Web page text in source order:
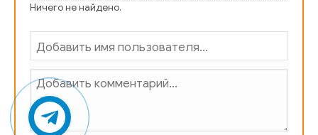
Ничего не найдено.